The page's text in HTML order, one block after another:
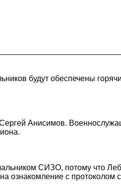
будут обеспечены
Анисимов.
СИЗО, потому что
ознакомление с протоколом